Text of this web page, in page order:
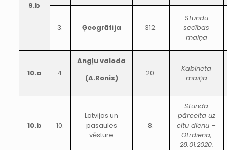
9.b
3. Ģeogrāfija 312.
Stundu
secības
maiņa
10.a 4.
Angļu valoda
(A.Ronis)
20.
Kabineta
maiņa
10.b 10.
Latvijas un
pasaules
vēsture
8.
Stunda
pārcelta uz
citu dienu –
Otrdiena,
28.01.2020.